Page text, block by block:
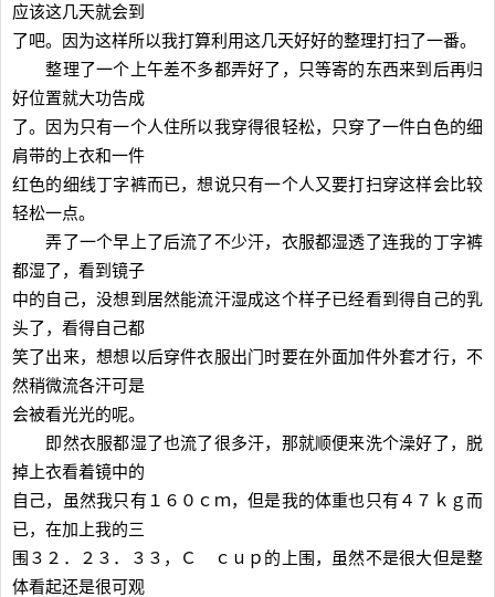
应该这几天就会到
了吧。因为这样所以我打算利用这几天好好的整理打扫了一番。
整理了一个上午差不多都弄好了，只等寄的东西来到后再归
好位置就大功告成
了。因为只有一个人住所以我穿得很轻松，只穿了一件白色的细
肩带的上衣和一件
红色的细线丁字裤而已，想说只有一个人又要打扫穿这样会比较
轻松一点。
弄了一个早上了后流了不少汗，衣服都湿透了连我的丁字裤
都湿了，看到镜子
中的自己，没想到居然能流汗湿成这个样子已经看到得自己的乳
头了，看得自己都
笑了出来，想想以后穿件衣服出门时要在外面加件外套才行，不
然稍微流各汗可是
会被看光光的呢。
即然衣服都湿了也流了很多汗，那就顺便来洗个澡好了，脱
掉上衣看着镜中的
自己，虽然我只有１６０ｃｍ，但是我的体重也只有４７ｋｇ而
已，在加上我的三
围３２．２３．３３，Ｃ ｃｕｐ的上围，虽然不是很大但是整
体看起还是很可观